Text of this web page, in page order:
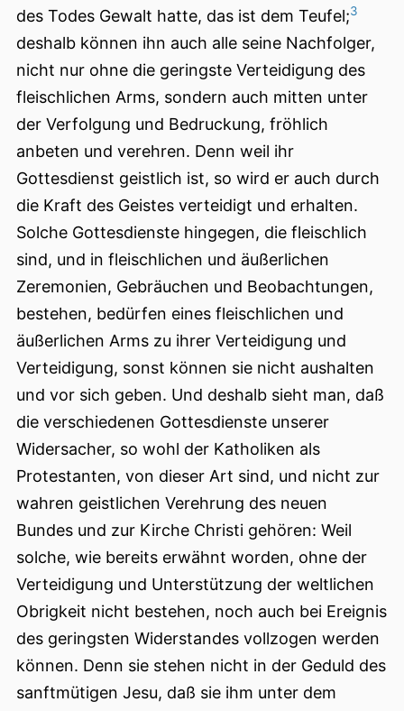
des Todes Gewalt hatte, das ist dem Teufel;3
deshalb können ihn auch alle seine Nachfolger,
nicht nur ohne die geringste Verteidigung des
fleischlichen Arms, sondern auch mitten unter
der Verfolgung und Bedruckung, fröhlich
anbeten und verehren. Denn weil ihr
Gottesdienst geistlich ist, so wird er auch durch
die Kraft des Geistes verteidigt und erhalten.
Solche Gottesdienste hingegen, die fleischlich
sind, und in fleischlichen und äußerlichen
Zeremonien, Gebräuchen und Beobachtungen,
bestehen, bedürfen eines fleischlichen und
äußerlichen Arms zu ihrer Verteidigung und
Verteidigung, sonst können sie nicht aushalten
und vor sich geben. Und deshalb sieht man, daß
die verschiedenen Gottesdienste unserer
Widersacher, so wohl der Katholiken als
Protestanten, von dieser Art sind, und nicht zur
wahren geistlichen Verehrung des neuen
Bundes und zur Kirche Christi gehören: Weil
solche, wie bereits erwähnt worden, ohne der
Verteidigung und Unterstützung der weltlichen
Obrigkeit nicht bestehen, noch auch bei Ereignis
des geringsten Widerstandes vollzogen werden
können. Denn sie stehen nicht in der Geduld des
sanftmütigen Jesu, daß sie ihm unter dem